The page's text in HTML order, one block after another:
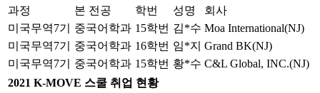
과정
본 전공 학번 성명
회사
미국무역7기
중국어학과 15학번 김*수 Moa International(NJ)
미국무역7기
중국어학과 16학번 임*지 Grand BK(NJ)
미국무역7기
중국어학과 15학번 황*수 C&L Global, INC.(NJ)
2021 K-MOVE 스쿨 취업 현황